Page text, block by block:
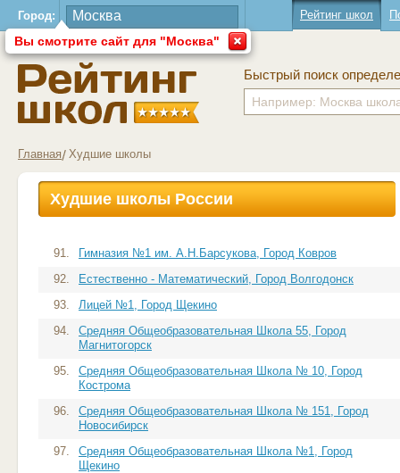
Город:
Вы смотрите сайт для "Москва"
Рейтинг школ
Быстрый поиск
Главная Худшие школы
Худшие школы России
91.
Гимназия №1 им. А.Н.Барсукова, Город Ковров
92.
Естественно - Математический, Город Волгодонск
93.
Лицей №1, Город Щекино
94.
Средняя Общеобразовательная Школа 55, Город
Магнитогорск
95.
Средняя Общеобразовательная Школа № 10, Город
Кострома
96.
Средняя Общеобразовательная Школа № 151, Город
Новосибирск
97.
Средняя Общеобразовательная Школа №1, Город
Щекино